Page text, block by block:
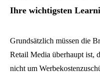
Ihre wichtigsten
Grundsätzlich müssen die
Retail Media überhaupt ist,
nicht um